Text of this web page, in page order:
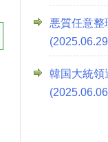
悪質任意
韓国大統領